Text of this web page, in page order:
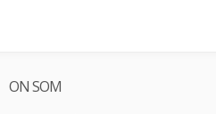
ON SOM